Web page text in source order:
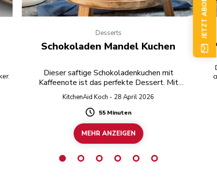
Desserts
Schokoladen Mandel Kuchen
Dieser saftige Schokoladenkuchen mit
Kaffeenote ist das perfekte Dessert. Mit
glutenfreier dunkler Schokolade kann das Rezept
auch komplett glutenfrei zubereitet werden.
KitchenAid Koch - 28 April 2026
Duration
55 Minuten
MEHR ANZEIGEN